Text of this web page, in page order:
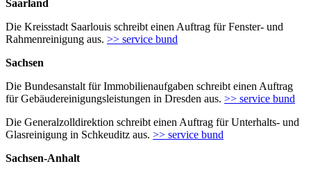
Saarland
Die Kreisstadt Saarlouis schreibt einen Auftrag für Fenster- und
Rahmenreinigung aus. >> service bund
Sachsen
Die Bundesanstalt für Immobilienaufgaben schreibt einen Auftrag
für Gebäudereinigungsleistungen in Dresden aus. >> service bund
Die Generalzolldirektion schreibt einen Auftrag für Unterhalts- und
Glasreinigung in Schkeuditz aus. >> service bund
Sachsen-Anhalt